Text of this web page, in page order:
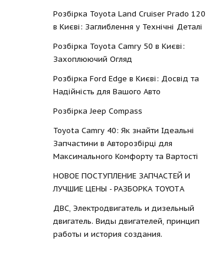
Розбірка Toyota Land Cruiser Prado 120
в Києві: Заглиблення у Технічні Деталі
Розбірка Toyota Camry 50 в Києві:
Захоплюючий Огляд
Розбірка Ford Edge в Києві: Досвід та
Надійність для Вашого Авто
Розбірка Jeep Compass
Toyota Camry 40: Як знайти Ідеальні
Запчастини в Авторозбірці для
Максимального Комфорту та Вартості
НОВОЕ ПОСТУПЛЕНИЕ ЗАПЧАСТЕЙ И
ЛУЧШИЕ ЦЕНЫ - РАЗБОРКА TOYOTА
ДВС, Электродвигатель и дизельный
двигатель. Виды двигателей, принцип
работы и история создания.